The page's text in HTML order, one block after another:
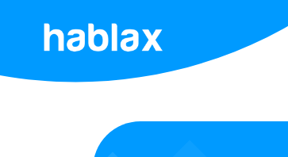
Início